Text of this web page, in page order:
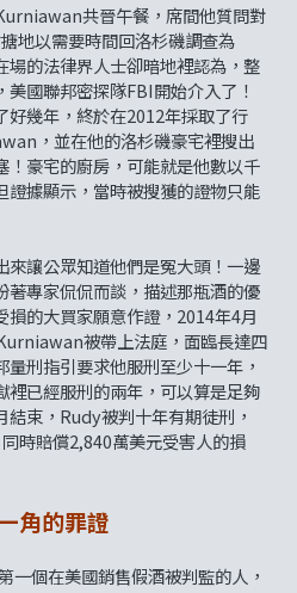
共晉午餐，席間他質問對
地以需要時間回洛杉磯調查為
場的法律界人士卻暗地裡認為，整
國聯邦密探隊FBI開始介入了！
好幾年，終於在2012年採取了行
，並在他的洛杉磯豪宅裡搜出
！豪宅的廚房，可能就是他數以千
證據顯示，當時被搜獲的證物只能
來讓公眾知道他們是冤大頭！一邊
著專家侃侃而談，描述那瓶酒的優
的大買家願意作證，2014年4月
被帶上法庭，面臨長達四
刑指引要求他服刑至少十一年，
裡已經服刑的兩年，可以算是足夠
束，Rudy被判十年有期徒刑，
時賠償2,840萬美元受害人的損
角的罪證
個在美國銷售假酒被判監的人，